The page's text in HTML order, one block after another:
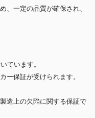
、一定の品質が確保され、
ています。
ー保証が受けられます。
造上の欠陥に関する保証で